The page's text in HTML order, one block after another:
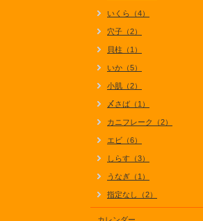
いくら（4）
穴子（2）
貝柱（1）
いか（5）
小肌（2）
〆さば（1）
カニフレーク（2）
エビ（6）
しらす（3）
うなぎ（1）
指定なし（2）